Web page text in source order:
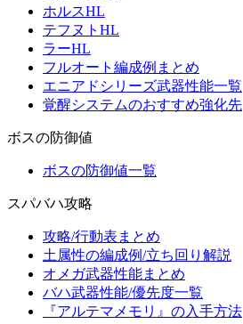
ホルスHL
テフヌトHL
ラーHL
フルオート編成例まとめ
エニアドシリーズ武器性能一覧
覚醒システムのおすすめ強化先
ボスの防御値
ボスの防御値一覧
スパバハ攻略
攻略/行動表まとめ
土属性の編成例/立ち回り解説
オメガ武器性能まとめ
バハ武器性能/優先度一覧
『アルテマメモリ』の入手方法